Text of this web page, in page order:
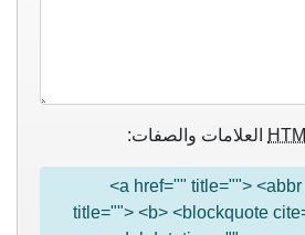
العلامات والصفات:
<a href="" title="">
title=""> <b> <blockquote